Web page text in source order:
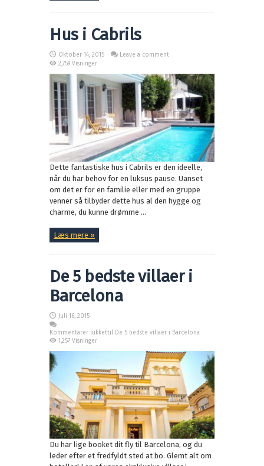
Hus i Cabrils
Oktober 14, 2015
Leave a comment
2,759 Visninger
Dette fantastiske hus i Cabrils er den ideelle,
når du har behov for en luksus pause. Uanset
om det er for en familie eller med en gruppe
venner så tilbyder dette hus al den hygge og
charme, du kunne drømme ...
Læs mere »
De 5 bedste villaer i
Barcelona
Juli 16, 2015
Kommentarer lukkettil De 5 bedste villaer i Barcelona
1,257 Visninger
Du har lige booket dit fly til Barcelona, og du
leder efter et fredfyldt sted at bo. Glemt alt om